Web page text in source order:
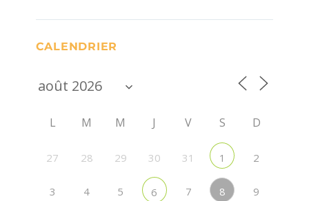
CALENDRIER
L M M J V S D
27 28 29 30 31 1 2
3 4 5 6 7 8 9